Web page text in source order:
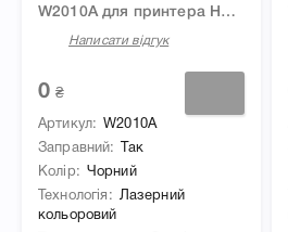
W2010A для принтера HP
CLJ Enterprise MFP
Написати відгук
0 ₴
Артикул
W2010A
Заправний
Так
Колір
Чорний
Технологія
Лазерний
кольоровий